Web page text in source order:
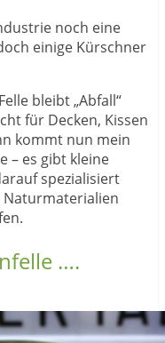
noch eine
einige Kürschner
bleibt „Abfall“
für Decken, Kissen
kommt nun mein
– es gibt kleine
spezialisiert
Naturmaterialien
….